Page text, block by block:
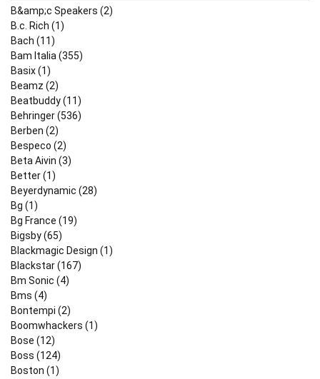
B&amp;c Speakers (2)
B.c. Rich (1)
Bach (11)
Bam Italia (355)
Basix (1)
Beamz (2)
Beatbuddy (11)
Behringer (536)
Berben (2)
Bespeco (2)
Beta Aivin (3)
Better (1)
Beyerdynamic (28)
Bg (1)
Bg France (19)
Bigsby (65)
Blackmagic Design (1)
Blackstar (167)
Bm Sonic (4)
Bms (4)
Bontempi (2)
Boomwhackers (1)
Bose (12)
Boss (124)
Boston (1)